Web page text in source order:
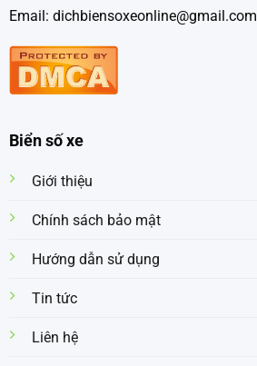
Email: dichbiensoxeonline@gmail.com
Biển số xe
Giới thiệu
Chính sách bảo mật
Hướng dẫn sử dụng
Tin tức
Liên hệ